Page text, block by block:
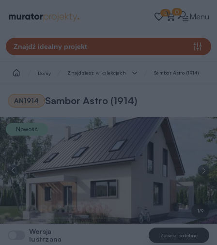
0 0 Menu
Znajdź idealny projekt
Domy Znajdziesz w kolekcjach Sambor Astro (1914)
AN1914 Sambor Astro (1914)
1/9
Nowość
Wersja
lustrzana
Zobacz podobne